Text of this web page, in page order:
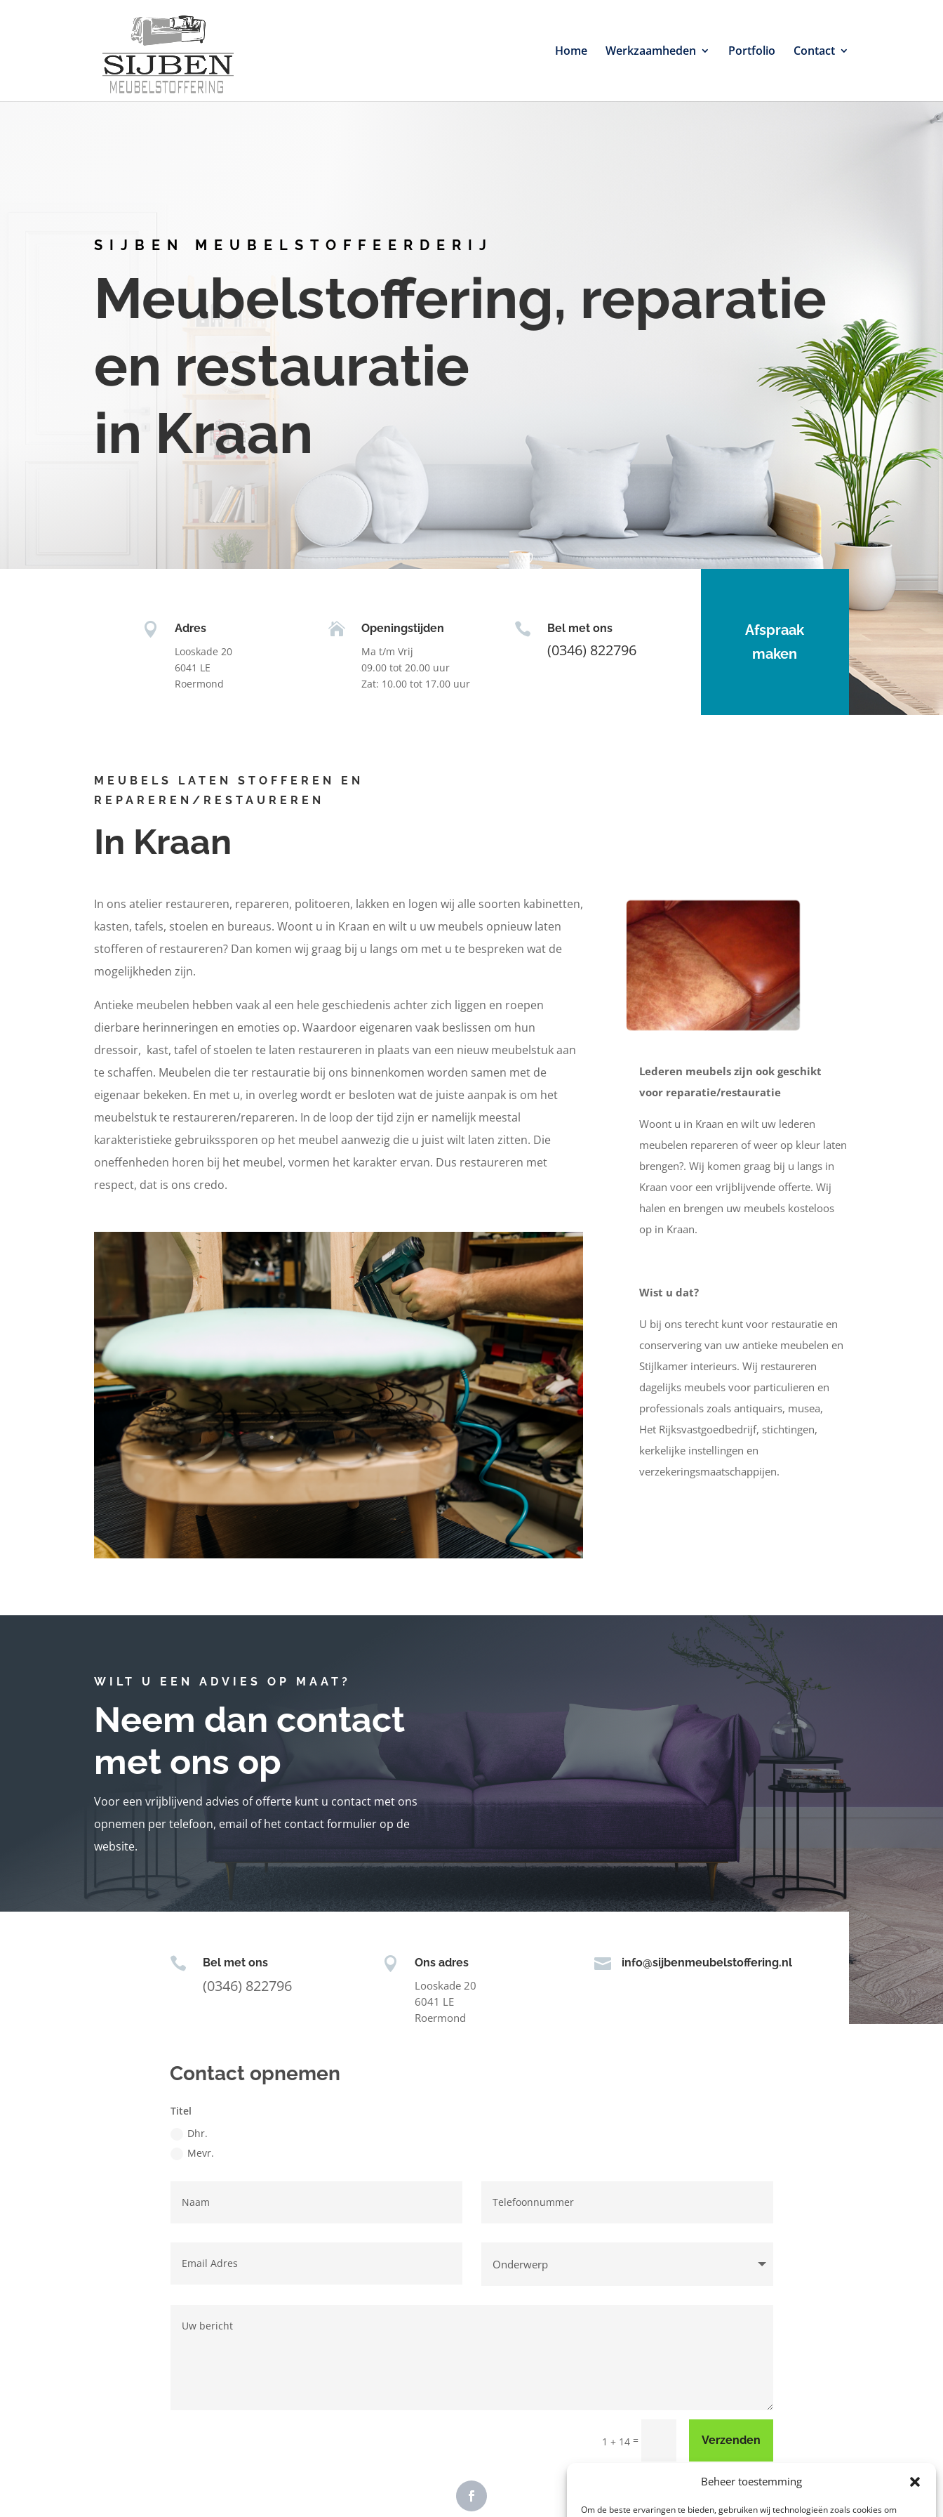
Beheer toestemming
Om de beste ervaringen te bieden, gebruiken wij technologieën zoals cookies om
Home Werkzaamheden Portfolio Contact
SIJBEN MEUBELSTOFFEERDERIJ
Meubelstoffering, reparatie
en restauratie
in Kraan

Adres
Looskade 20
6041 LE
Roermond

Openingstijden
Ma t/m Vrij
09.00 tot 20.00 uur
Zat: 10.00 tot 17.00 uur
 Bel met ons
(0346) 822796
Afspraak
maken
MEUBELS LATEN STOFFEREN EN
REPAREREN/RESTAUREREN
In Kraan
In ons atelier restaureren, repareren, politoeren, lakken en logen wij alle soorten kabinetten,
kasten, tafels, stoelen en bureaus. Woont u in Kraan en wilt u uw meubels opnieuw laten
stofferen of restaureren? Dan komen wij graag bij u langs om met u te bespreken wat de
mogelijkheden zijn.
Antieke meubelen hebben vaak al een hele geschiedenis achter zich liggen en roepen
dierbare herinneringen en emoties op. Waardoor eigenaren vaak beslissen om hun
dressoir, kast, tafel of stoelen te laten restaureren in plaats van een nieuw meubelstuk aan
te schaffen. Meubelen die ter restauratie bij ons binnenkomen worden samen met de
eigenaar bekeken. En met u, in overleg wordt er besloten wat de juiste aanpak is om het
meubelstuk te restaureren/repareren. In de loop der tijd zijn er namelijk meestal
karakteristieke gebruikssporen op het meubel aanwezig die u juist wilt laten zitten. Die
oneffenheden horen bij het meubel, vormen het karakter ervan. Dus restaureren met
respect, dat is ons credo.
Lederen meubels zijn ook geschikt
voor reparatie/restauratie
Woont u in Kraan en wilt uw lederen
meubelen repareren of weer op kleur laten
brengen?. Wij komen graag bij u langs in
Kraan voor een vrijblijvende offerte. Wij
halen en brengen uw meubels kosteloos
op in Kraan.
Wist u dat?
U bij ons terecht kunt voor restauratie en
conservering van uw antieke meubelen en
Stijlkamer interieurs. Wij restaureren
dagelijks meubels voor particulieren en
professionals zoals antiquairs, musea,
Het Rijksvastgoedbedrijf, stichtingen,
kerkelijke instellingen en
verzekeringsmaatschappijen.
WILT U EEN ADVIES OP MAAT?
Neem dan contact
met ons op
Voor een vrijblijvend advies of offerte kunt u contact met ons
opnemen per telefoon, email of het contact formulier op de
website.
 Bel met ons
(0346) 822796
 Ons adres
Looskade 20
6041 LE
Roermond
 info@sijbenmeubelstoffering.nl
Contact opnemen
Titel
Dhr.
Mevr.
1 + 14 = Verzenden